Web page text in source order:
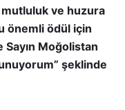
ve huzura
önemli ödül için
Moğolistan
şeklinde